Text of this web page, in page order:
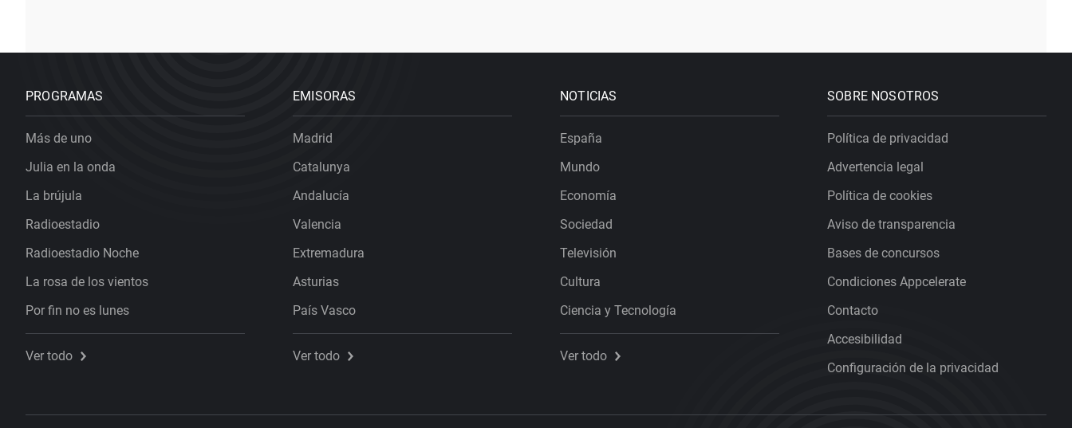
PROGRAMAS
Más de uno
Julia en la onda
La brújula
Radioestadio
Radioestadio Noche
La rosa de los vientos
Por fin no es lunes
Ver todo
EMISORAS
Madrid
Catalunya
Andalucía
Valencia
Extremadura
Asturias
País Vasco
Ver todo
NOTICIAS
España
Mundo
Economía
Sociedad
Televisión
Cultura
Ciencia y Tecnología
Ver todo
SOBRE NOSOTROS
Política de privacidad
Advertencia legal
Política de cookies
Aviso de transparencia
Bases de concursos
Condiciones Appcelerate
Contacto
Accesibilidad
Configuración de la privacidad